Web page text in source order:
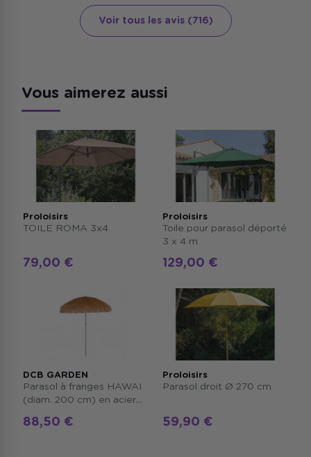
Voir tous les avis (716)
Vous aimerez aussi
Proloisirs
TOILE ROMA 3x4
79,00 €
Proloisirs
Toile pour parasol déporté
3 x 4 m
129,00 €
DCB GARDEN
Parasol à franges HAWAI
(diam. 200 cm) en acier
88,50 €
Proloisirs
Parasol droit Ø 270 cm
59,90 €